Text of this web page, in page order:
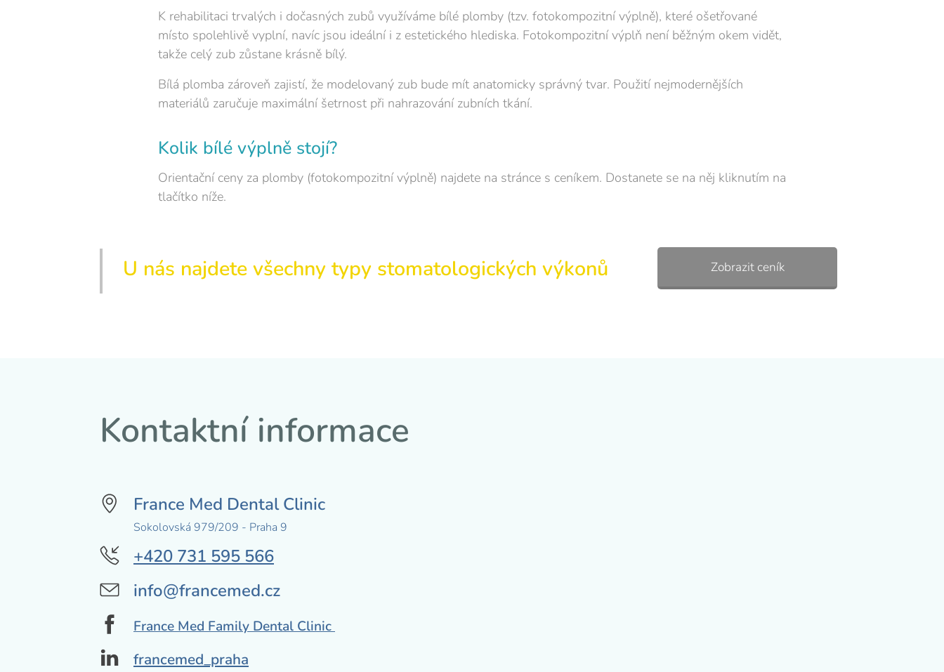
K rehabilitaci trvalých i dočasných zubů využíváme bílé plomby (tzv. fotokompozitní výplně), které ošetřované
místo spolehlivě vyplní, navíc jsou ideální i z estetického hlediska. Fotokompozitní výplň není běžným okem vidět,
takže celý zub zůstane krásně bílý.
Bílá plomba zároveň zajistí, že modelovaný zub bude mít anatomicky správný tvar. Použití nejmodernějších
materiálů zaručuje maximální šetrnost při nahrazování zubních tkání.
Kolik bílé výplně stojí?
Orientační ceny za plomby (fotokompozitní výplně) najdete na stránce s ceníkem. Dostanete se na něj kliknutím na
tlačítko níže.
U nás najdete všechny typy stomatologických výkonů Zobrazit ceník
Kontaktní informace
France Med Dental Clinic
Sokolovská 979/209 - Praha 9
+420 731 595 566
info@francemed.cz
France Med Family Dental Clinic
francemed_praha